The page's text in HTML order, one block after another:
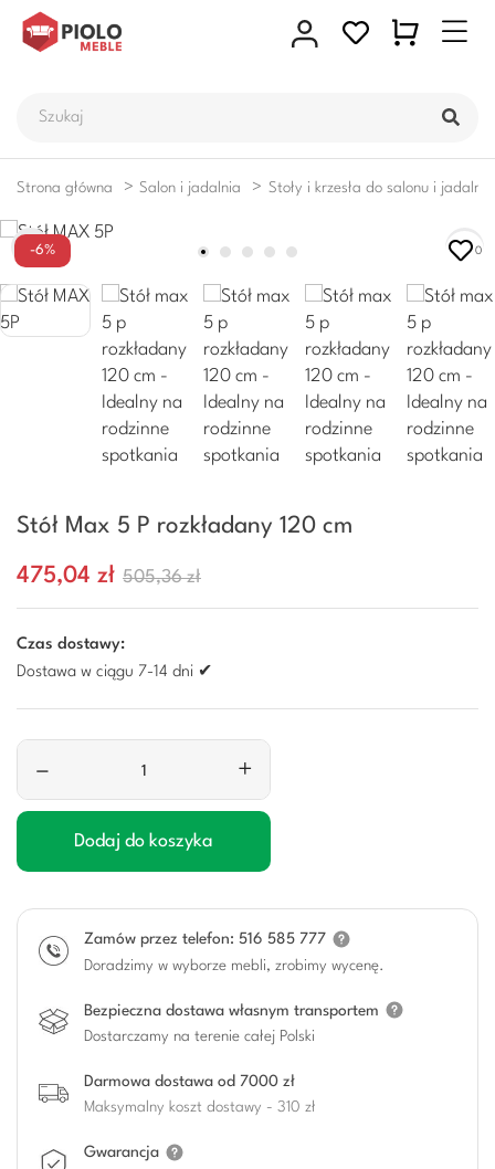
Strona główna Salon i jadalnia Stoły i krzesła do salonu i jadalni
-6% 0
Stół Max 5 P rozkładany 120 cm
475,04 zł 505,36 zł
Czas dostawy:
Dostawa w ciągu 7-14 dni ✔
– +
Dodaj do koszyka
Zamów przez telefon: 516 585 777
Doradzimy w wyborze mebli, zrobimy wycenę.
Bezpieczna dostawa własnym transportem
Dostarczamy na terenie całej Polski
Darmowa dostawa od 7000 zł
Maksymalny koszt dostawy - 310 zł
Gwarancja